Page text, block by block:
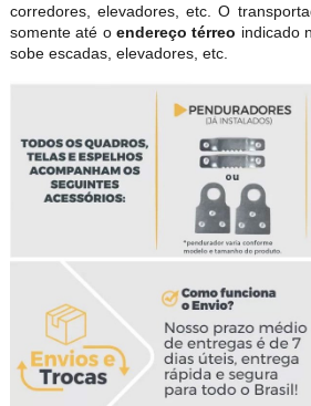
corredores, elevadores, etc. O
somente até o endereço térreo indicado
sobe escadas, elevadores, etc.